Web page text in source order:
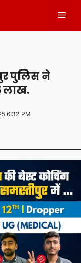
पुलिस ने
लाख.
6:32 PM